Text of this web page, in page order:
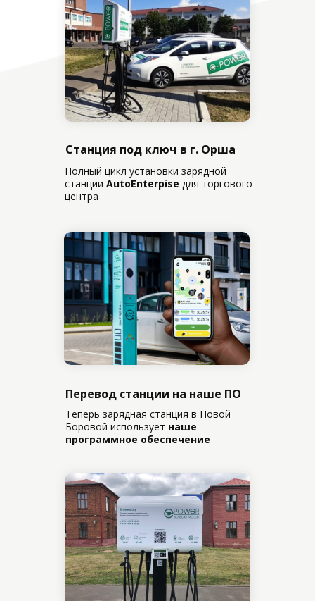
Станция под ключ в г. Орша
Перевод станции на наше ПО
Полный цикл установки зарядной
станции AutoEnterpise для торгового
центра
Теперь зарядная станция в Новой
Боровой использует наше
программное обеспечение